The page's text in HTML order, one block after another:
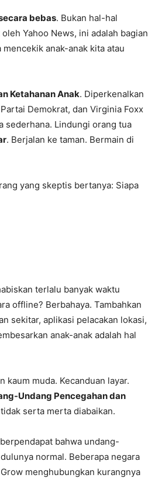
bebas. Bukan hal-hal
Yahoo News, ini adalah bagian
anak-anak kita atau
Ketahanan Anak. Diperkenalkan
Demokrat, dan Virginia Foxx
sederhana. Lindungi orang tua
. Berjalan ke taman. Bermain di
yang skeptis bertanya: Siapa
terlalu banyak waktu
offline? Berbahaya. Tambahkan
sekitar, aplikasi pelacakan lokasi,
anak-anak adalah hal
kaum muda. Kecanduan layar.
Undang Pencegahan dan
serta merta diabaikan.
bahwa undang-
normal. Beberapa negara
menghubungkan kurangnya